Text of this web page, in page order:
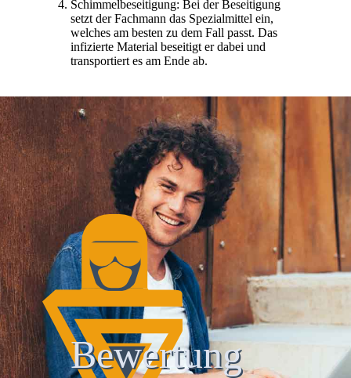
Schimmelbeseitigung: Bei der Beseitigung
setzt der Fachmann das Spezialmittel ein,
welches am besten zu dem Fall passt. Das
infizierte Material beseitigt er dabei und
transportiert es am Ende ab.
Bewertung